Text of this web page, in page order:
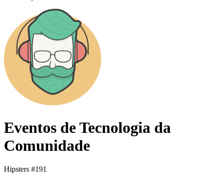
Eventos de Tecnologia da
Comunidade
Hipsters #191